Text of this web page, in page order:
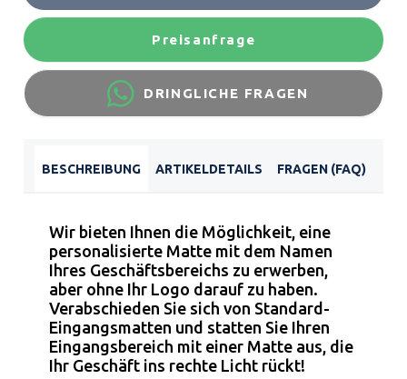
Preisanfrage
DRINGLICHE FRAGEN
BESCHREIBUNG ARTIKELDETAILS FRAGEN (FAQ)
Wir bieten Ihnen die Möglichkeit, eine
personalisierte Matte mit dem Namen
Ihres Geschäftsbereichs zu erwerben,
aber ohne Ihr Logo darauf zu haben.
Verabschieden Sie sich von Standard-
Eingangsmatten und statten Sie Ihren
Eingangsbereich mit einer Matte aus, die
Ihr Geschäft ins rechte Licht rückt!